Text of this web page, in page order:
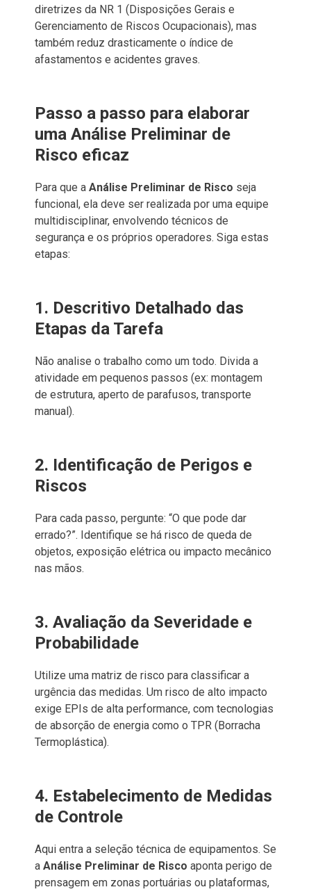
diretrizes da NR 1 (Disposições Gerais e
Gerenciamento de Riscos Ocupacionais), mas
também reduz drasticamente o índice de
afastamentos e acidentes graves.
Passo a passo para elaborar
uma Análise Preliminar de
Risco eficaz
Para que a Análise Preliminar de Risco seja
funcional, ela deve ser realizada por uma equipe
multidisciplinar, envolvendo técnicos de
segurança e os próprios operadores. Siga estas
etapas:
1. Descritivo Detalhado das
Etapas da Tarefa
Não analise o trabalho como um todo. Divida a
atividade em pequenos passos (ex: montagem
de estrutura, aperto de parafusos, transporte
manual).
2. Identificação de Perigos e
Riscos
Para cada passo, pergunte: “O que pode dar
errado?”. Identifique se há risco de queda de
objetos, exposição elétrica ou impacto mecânico
nas mãos.
3. Avaliação da Severidade e
Probabilidade
Utilize uma matriz de risco para classificar a
urgência das medidas. Um risco de alto impacto
exige EPIs de alta performance, com tecnologias
de absorção de energia como o TPR (Borracha
Termoplástica).
4. Estabelecimento de Medidas
de Controle
Aqui entra a seleção técnica de equipamentos. Se
a Análise Preliminar de Risco aponta perigo de
prensagem em zonas portuárias ou plataformas,